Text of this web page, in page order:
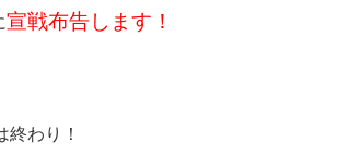
宣戦布告します！
終わり！